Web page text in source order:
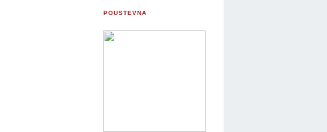
POUSTEVNA